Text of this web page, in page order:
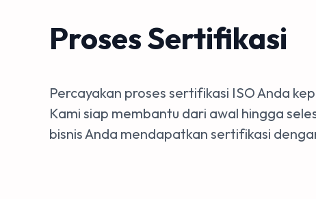
Proses Sertifikasi
Percayakan proses sertifikasi ISO Anda
Kami siap membantu dari awal hingga
bisnis Anda mendapatkan sertifikasi